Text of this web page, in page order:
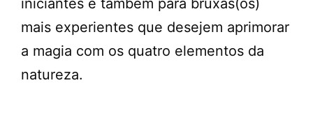
iniciantes e também para bruxas(os)
mais experientes que desejem aprimorar
a magia com os quatro elementos da
natureza.